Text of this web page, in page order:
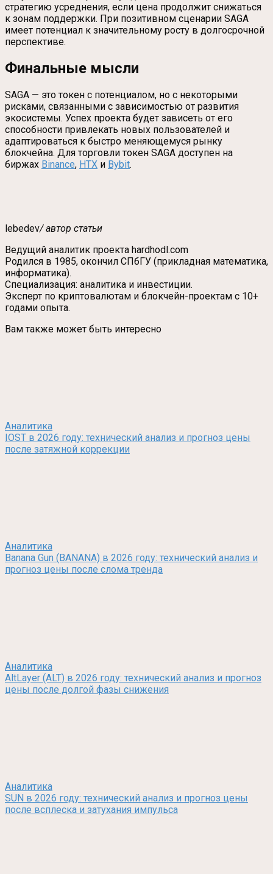
стратегию усреднения, если цена продолжит снижаться
к зонам поддержки. При позитивном сценарии SAGA
имеет потенциал к значительному росту в долгосрочной
перспективе.
Финальные мысли
SAGA — это токен с потенциалом, но с некоторыми
рисками, связанными с зависимостью от развития
экосистемы. Успех проекта будет зависеть от его
способности привлекать новых пользователей и
адаптироваться к быстро меняющемуся рынку
блокчейна. Для торговли токен SAGA доступен на
биржах Binance, HTX и Bybit.
lebedev/ автор статьи
Ведущий аналитик проекта hardhodl.com
Родился в 1985, окончил СПбГУ (прикладная математика,
информатика).
Специализация: аналитика и инвестиции.
Эксперт по криптовалютам и блокчейн-проектам с 10+
годами опыта.
Вам также может быть интересно
Аналитика
IOST в 2026 году: технический анализ и прогноз цены
после затяжной коррекции
Аналитика
Banana Gun (BANANA) в 2026 году: технический анализ и
прогноз цены после слома тренда
Аналитика
AltLayer (ALT) в 2026 году: технический анализ и прогноз
цены после долгой фазы снижения
Аналитика
SUN в 2026 году: технический анализ и прогноз цены
после всплеска и затухания импульса